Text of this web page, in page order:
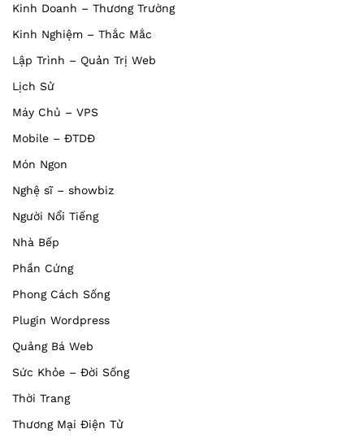
Kinh Doanh – Thương Trường
Kinh Nghiệm – Thắc Mắc
Lập Trình – Quản Trị Web
Lịch Sử
Máy Chủ – VPS
Mobile – ĐTDĐ
Món Ngon
Nghệ sĩ – showbiz
Người Nổi Tiếng
Nhà Bếp
Phần Cứng
Phong Cách Sống
Plugin Wordpress
Quảng Bá Web
Sức Khỏe – Đời Sống
Thời Trang
Thương Mại Điện Tử